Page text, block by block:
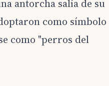
antorcha salía de su
como símbolo
como "perros del